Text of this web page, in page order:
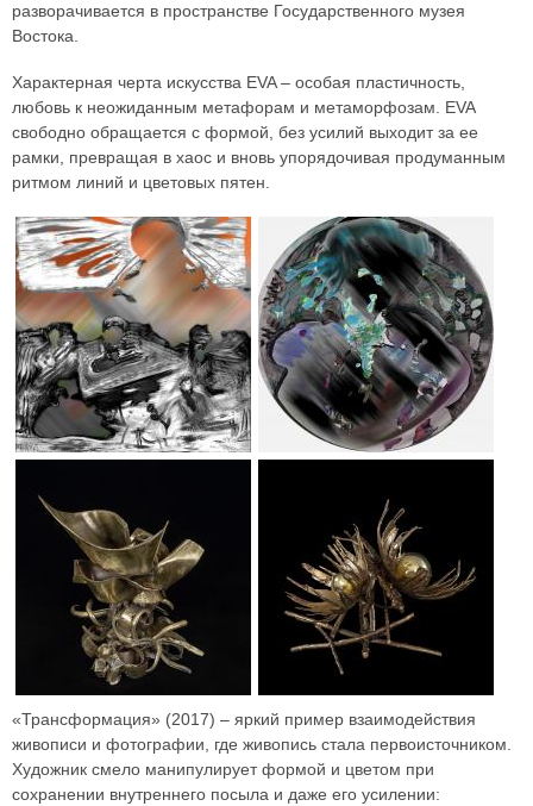
разворачивается в пространстве Государственного музея
Востока.
Характерная черта искусства EVA – особая пластичность,
любовь к неожиданным метафорам и метаморфозам. EVA
свободно обращается с формой, без усилий выходит за ее
рамки, превращая в хаос и вновь упорядочивая продуманным
ритмом линий и цветовых пятен.
«Трансформация» (2017) – яркий пример взаимодействия
живописи и фотографии, где живопись стала первоисточником.
Художник смело манипулирует формой и цветом при
сохранении внутреннего посыла и даже его усилении: